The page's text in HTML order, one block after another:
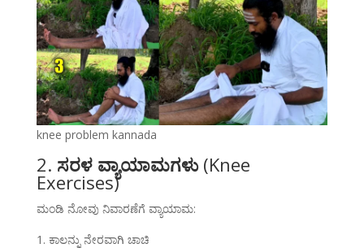
knee problem kannada
2. ಸರಳ ವ್ಯಾಯಾಮಗಳು(Knee
Exercises)
ಮಂಡಿ ನೋವು ನಿವಾರಣೆಗೆ ವ್ಯಾಯಾಮ:
ಕಾಲನ್ನು ನೇರವಾಗಿ ಚಾಚಿ